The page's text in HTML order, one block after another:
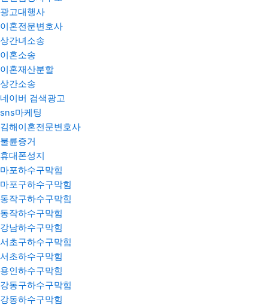
광고대행사
이혼전문변호사
상간녀소송
이혼소송
이혼재산분할
상간소송
네이버 검색광고
sns마케팅
김해이혼전문변호사
불륜증거
휴대폰성지
마포하수구막힘
마포구하수구막힘
동작구하수구막힘
동작하수구막힘
강남하수구막힘
서초구하수구막힘
서초하수구막힘
용인하수구막힘
강동구하수구막힘
강동하수구막힘